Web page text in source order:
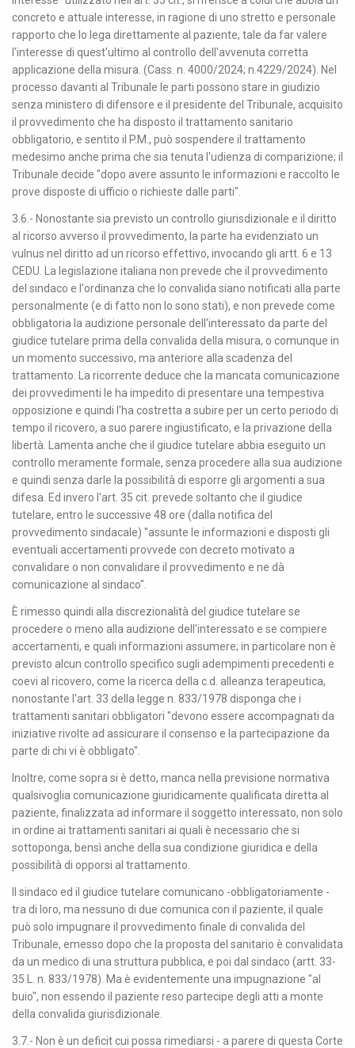
concreto e attuale interesse, in ragione di uno stretto e personale
rapporto che lo lega direttamente al paziente, tale da far valere
l'interesse di quest'ultimo al controllo dell'avvenuta corretta
applicazione della misura. (Cass. n. 4000/2024; n.4229/2024). Nel
processo davanti al Tribunale le parti possono stare in giudizio
senza ministero di difensore e il presidente del Tribunale, acquisito
il provvedimento che ha disposto il trattamento sanitario
obbligatorio, e sentito il P.M., può sospendere il trattamento
medesimo anche prima che sia tenuta l'udienza di comparizione; il
Tribunale decide "dopo avere assunto le informazioni e raccolto le
prove disposte di ufficio o richieste dalle parti".
3.6.- Nonostante sia previsto un controllo giurisdizionale e il diritto
al ricorso avverso il provvedimento, la parte ha evidenziato un
vulnus nel diritto ad un ricorso effettivo, invocando gli artt. 6 e 13
CEDU. La legislazione italiana non prevede che il provvedimento
del sindaco e l'ordinanza che lo convalida siano notificati alla parte
personalmente (e di fatto non lo sono stati), e non prevede come
obbligatoria la audizione personale dell'interessato da parte del
giudice tutelare prima della convalida della misura, o comunque in
un momento successivo, ma anteriore alla scadenza del
trattamento. La ricorrente deduce che la mancata comunicazione
dei provvedimenti le ha impedito di presentare una tempestiva
opposizione e quindi l'ha costretta a subire per un certo periodo di
tempo il ricovero, a suo parere ingiustificato, e la privazione della
libertà. Lamenta anche che il giudice tutelare abbia eseguito un
controllo meramente formale, senza procedere alla sua audizione
e quindi senza darle la possibilità di esporre gli argomenti a sua
difesa. Ed invero l'art. 35 cit. prevede soltanto che il giudice
tutelare, entro le successive 48 ore (dalla notifica del
provvedimento sindacale) "assunte le informazioni e disposti gli
eventuali accertamenti provvede con decreto motivato a
convalidare o non convalidare il provvedimento e ne dà
comunicazione al sindaco".
È rimesso quindi alla discrezionalità del giudice tutelare se
procedere o meno alla audizione dell'interessato e se compiere
accertamenti, e quali informazioni assumere; in particolare non è
previsto alcun controllo specifico sugli adempimenti precedenti e
coevi al ricovero, come la ricerca della c.d. alleanza terapeutica,
nonostante l'art. 33 della legge n. 833/1978 disponga che i
trattamenti sanitari obbligatori "devono essere accompagnati da
iniziative rivolte ad assicurare il consenso e la partecipazione da
parte di chi vi è obbligato".
Inoltre, come sopra si è detto, manca nella previsione normativa
qualsivoglia comunicazione giuridicamente qualificata diretta al
paziente, finalizzata ad informare il soggetto interessato, non solo
in ordine ai trattamenti sanitari ai quali è necessario che si
sottoponga, bensì anche della sua condizione giuridica e della
possibilità di opporsi al trattamento.
Il sindaco ed il giudice tutelare comunicano -obbligatoriamente -
tra di loro, ma nessuno di due comunica con il paziente, il quale
può solo impugnare il provvedimento finale di convalida del
Tribunale, emesso dopo che la proposta del sanitario è convalidata
da un medico di una struttura pubblica, e poi dal sindaco (artt. 33-
35 L. n. 833/1978). Ma è evidentemente una impugnazione "al
buio", non essendo il paziente reso partecipe degli atti a monte
della convalida giurisdizionale.
3.7.- Non è un deficit cui possa rimediarsi - a parere di questa Corte